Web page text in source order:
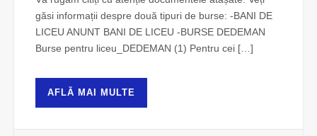
găsi informații despre două tipuri de burse: -BANI DE
LICEU ANUNT BANI DE LICEU -BURSE DEDEMAN
Burse pentru liceu_DEDEMAN (1) Pentru cei […]
AFLĂ MAI MULTE